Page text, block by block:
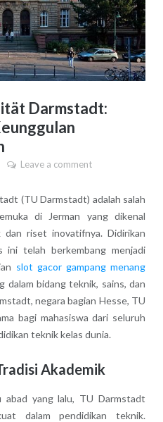
Darmstadt:
Leave a comment
(TU Darmstadt) adalah salah
di Jerman yang dikenal
dan riset inovatifnya. Didirikan
ini telah berkembang menjadi
slot gacor gampang menang
dalam bidang teknik, sains, dan
negara bagian Hesse, TU
bagi mahasiswa dari seluruh
teknik kelas dunia.
Akademik
abad yang lalu, TU Darmstadt
dalam pendidikan teknik.